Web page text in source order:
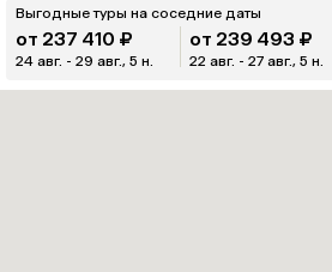
Выгодные туры на соседние даты
от 237 410 ₽
24 авг. - 29 авг., 5 н.
от 239 493 ₽
22 авг. - 27 авг., 5 н.